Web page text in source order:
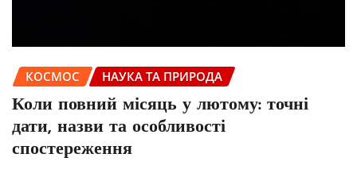
КОСМОС НАУКА ТА ПРИРОДА
Коли повний місяць у лютому: точні
дати, назви та особливості
спостереження